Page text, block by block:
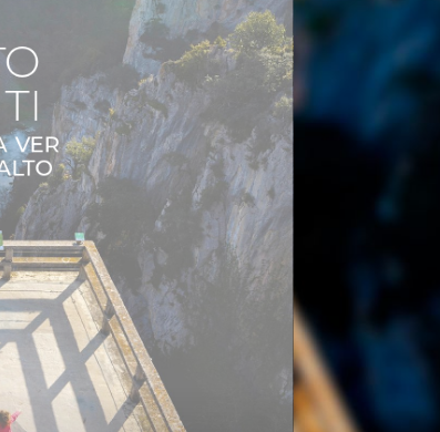
TI
VER